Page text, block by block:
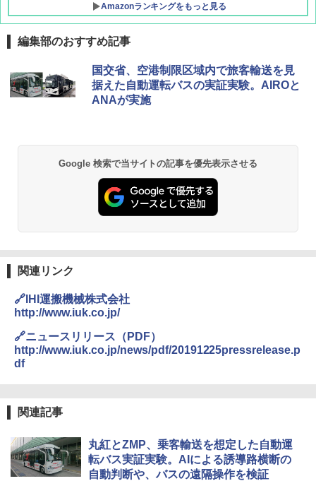
Amazonランキングをもっと見る
編集部のおすすめ記事
国交省、空港制限区域内で旅客輸送を見
据えた自動運転バスの実証実験。AIROと
ANAが実施
Google 検索で当サイトの記事を優先表示させる
関連リンク
🔗IHI運搬機械株式会社
http://www.iuk.co.jp/
🔗ニュースリリース（PDF）
http://www.iuk.co.jp/news/pdf/20191225pressrelease.p
df
関連記事
丸紅とZMP、乗客輸送を想定した自動運
転バス実証実験。AIによる誘導路横断の
自動判断や、バスの遠隔操作を検証